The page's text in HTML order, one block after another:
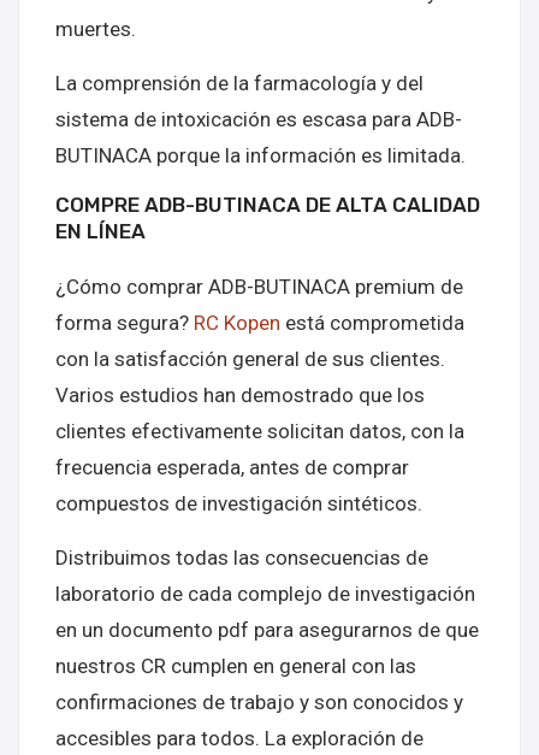
muertes.
La comprensión de la farmacología y del
sistema de intoxicación es escasa para ADB-
BUTINACA porque la información es limitada.
COMPRE ADB-BUTINACA DE ALTA CALIDAD
EN LÍNEA
¿Cómo comprar ADB-BUTINACA premium de
forma segura? RC Kopen está comprometida
con la satisfacción general de sus clientes.
Varios estudios han demostrado que los
clientes efectivamente solicitan datos, con la
frecuencia esperada, antes de comprar
compuestos de investigación sintéticos.
Distribuimos todas las consecuencias de
laboratorio de cada complejo de investigación
en un documento pdf para asegurarnos de que
nuestros CR cumplen en general con las
confirmaciones de trabajo y son conocidos y
accesibles para todos. La exploración de